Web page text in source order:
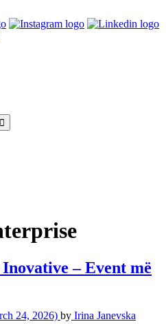
– Event më
24, 2026) by Irina Janevska